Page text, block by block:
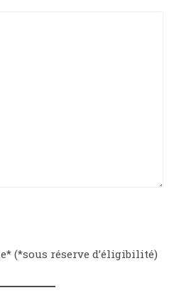
(*sous réserve d’éligibilité)